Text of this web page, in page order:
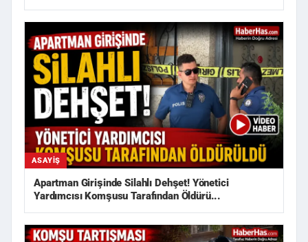
ASAYIŞ
Apartman Girişinde Silahlı Dehşet! Yönetici
Yardımcısı Komşusu Tarafından Öldürü...